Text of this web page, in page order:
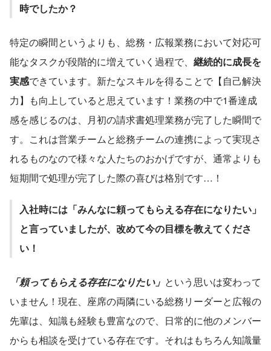
時でしたか？
特定の瞬間というよりも、総務・広報業務において対応可
能なタスクが段階的に増えていく過程で、 継続的に成長を
実感できています。新たなスキルを得ることで【自己解決
力】も向上していると思えています！業務の中で1番達成
感を感じるのは、月初の請求書処理業務が完了した瞬間で
す。これは営業チームと総務チームの連携によって実現さ
れるものなので様々な人たちのおかげですが、通常よりも
短期間で処理が完了した際の喜びは格別です…！
入社時には「みんなに頼ってもらえる存在になりたい」
と言っていましたが、改めて今の目標を教えてくださ
い！
「頼ってもらえる存在になりたい」 という思いは変わって
いません！現在、座席の両隣にいる総務リーダーと広報の
先輩は、知識も経験も豊富なので、日常的に他のメンバー
からも相談を受けている存在です。それはもちろん知識量